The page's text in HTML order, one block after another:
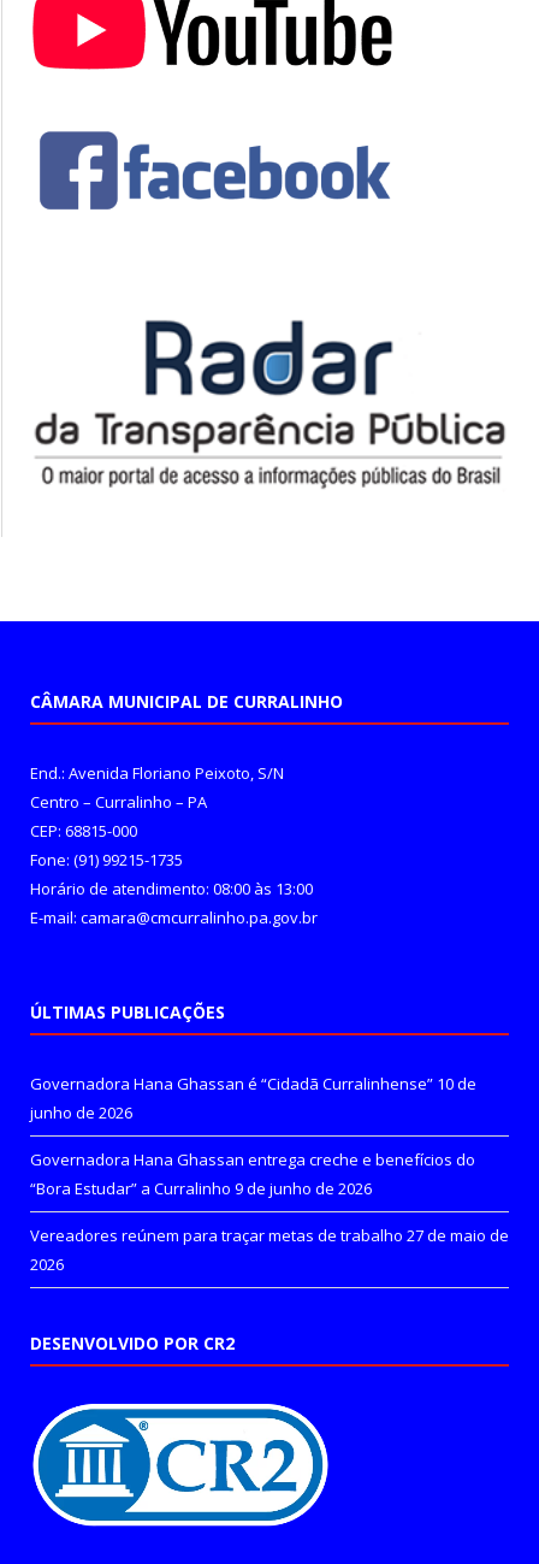
CÂMARA MUNICIPAL DE CURRALINHO
End.: Avenida Floriano Peixoto, S/N
Centro – Curralinho – PA
CEP: 68815-000
Fone: (91) 99215-1735
Horário de atendimento: 08:00 às 13:00
E-mail: camara@cmcurralinho.pa.gov.br
ÚLTIMAS PUBLICAÇÕES
Governadora Hana Ghassan é “Cidadã Curralinhense” 10 de
junho de 2026
Governadora Hana Ghassan entrega creche e benefícios do
“Bora Estudar” a Curralinho 9 de junho de 2026
Vereadores reúnem para traçar metas de trabalho 27 de maio de
2026
DESENVOLVIDO POR CR2